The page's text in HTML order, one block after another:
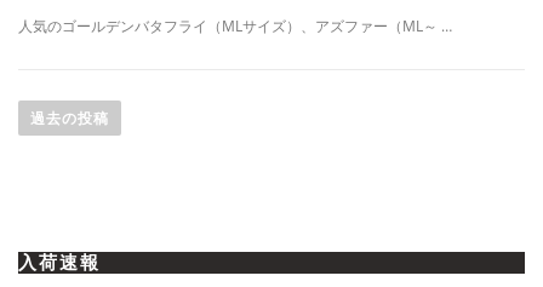
人気のゴールデンバタフライ（MLサイズ）、アズファー（ML～ …
稿
シ
過去の投稿
入荷速報